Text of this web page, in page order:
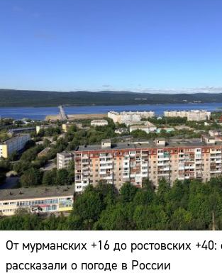
От мурманских +16 до ростовских +40:
рассказали о погоде в России